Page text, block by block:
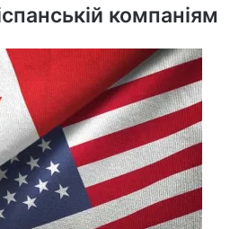
компаніям